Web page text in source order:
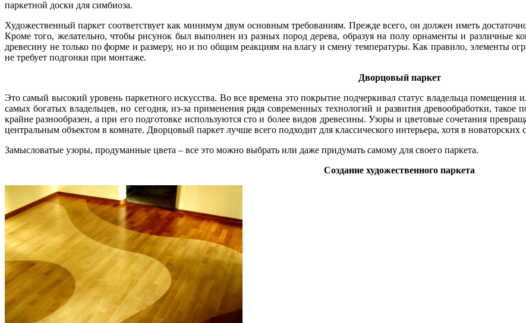
паркетной доски для симбиоза.
Художественный паркет соответствует как минимум двум основным требованиям. Прежде всего, он должен иметь
Кроме того, желательно, чтобы рисунок был выполнен из разных пород дерева, образуя на полу орнаменты и различные
древесину не только по форме и размеру, но и по общим реакциям на влагу и смену температуры. Как правило, элементы
не требует подгонки при монтаже.
Дворцовый паркет
Это самый высокий уровень паркетного искусства. Во все времена это покрытие подчеркивал статус владельца помещения
самых богатых владельцев, но сегодня, из-за применения рядя современных технологий и развития древообработки,
крайне разнообразен, а при его подготовке используются сто и более видов древесины. Узоры и цветовые сочетания
центральным объектом в комнате. Дворцовый паркет лучше всего подходит для классического интерьера, хотя в
Замысловатые узоры, продуманные цвета – все это можно выбрать или даже придумать самому для своего паркета.
Создание художественного паркета